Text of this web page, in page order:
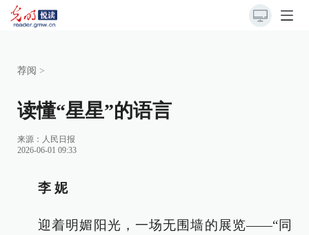
荐阅 >
读懂“星星”的语言
来源： 人民日报
2026-06-01 09:33
李 妮
迎着明媚阳光，一场无围墙的展览——“同